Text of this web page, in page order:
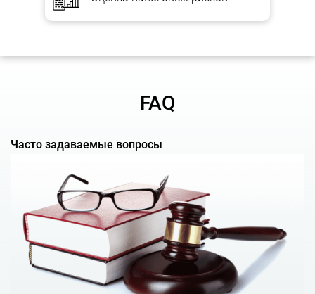
Налоговый экспресс-аудит (Tax Due Diligence)
средств для комплексного аудита и для тематического. Также
При таких условиях экспертизе подлежат все налоговые риски
Преимущества услуги
налогового аудита
1. Снижение рисков, налоговой нагрузки, уменьшение
налоговых обязательств, выбор оптимального налогового
режима.
FAQ
Часто задаваемые вопросы